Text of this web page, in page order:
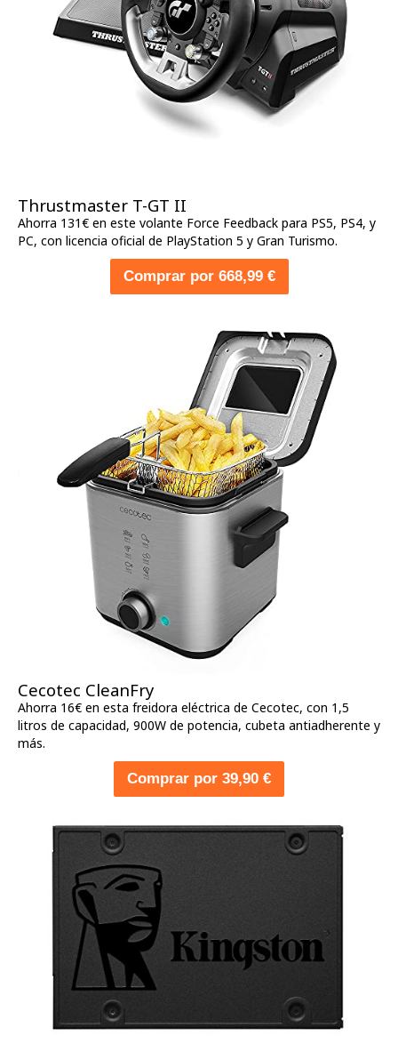
Thrustmaster T-GT II
Ahorra 131€ en este volante Force Feedback para PS5, PS4, y
PC, con licencia oficial de PlayStation 5 y Gran Turismo.
Comprar por 668,99 €
Cecotec CleanFry
Ahorra 16€ en esta freidora eléctrica de Cecotec, con 1,5
litros de capacidad, 900W de potencia, cubeta antiadherente y
más.
Comprar por 39,90 €